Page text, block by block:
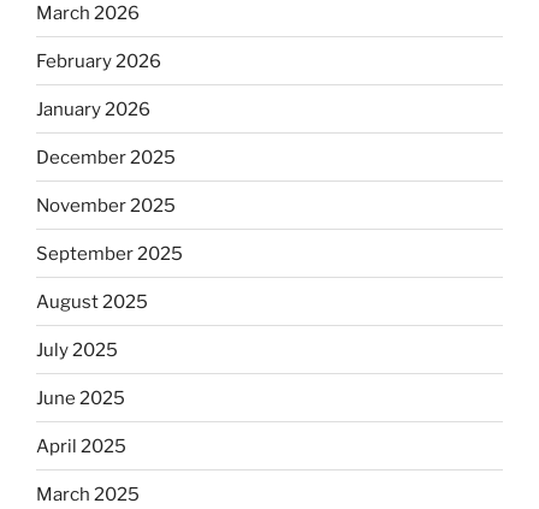
March 2026
February 2026
January 2026
December 2025
November 2025
September 2025
August 2025
July 2025
June 2025
April 2025
March 2025